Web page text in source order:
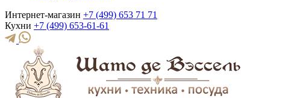
Интернет-магазин +7 (499) 653 71 71
Кухни +7 (499) 653-61-61